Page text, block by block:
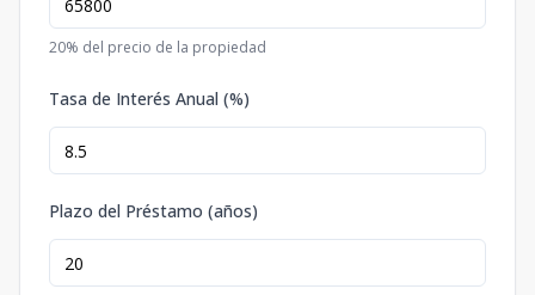
20% del precio de la propiedad
Tasa de Interés Anual (%)
Plazo del Préstamo (años)